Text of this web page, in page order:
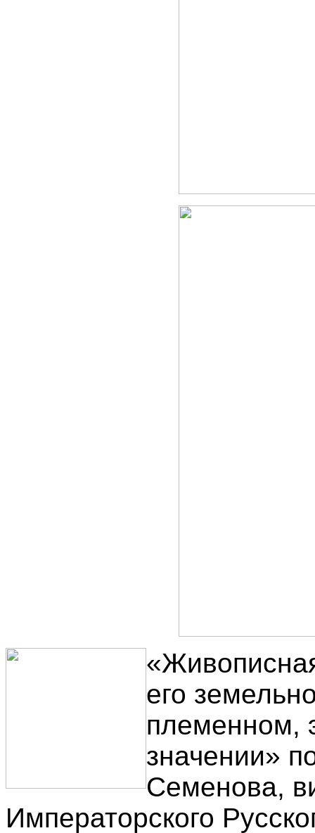
его
племенном,
значении»
Семенова,
Императорского